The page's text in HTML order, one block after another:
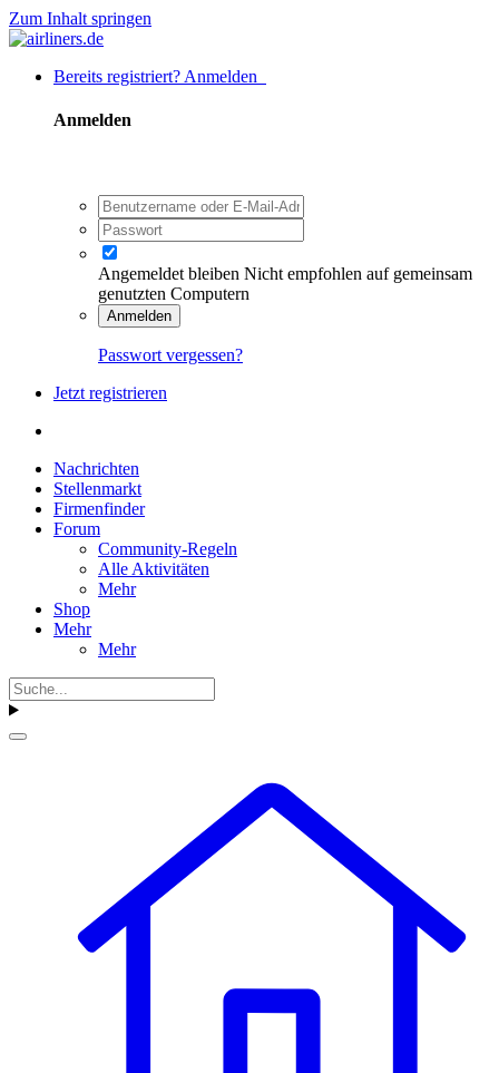
Zum Inhalt springen
Bereits registriert? Anmelden
Anmelden
Angemeldet bleiben Nicht empfohlen auf gemeinsam
genutzten Computern
Anmelden
Passwort vergessen?
Jetzt registrieren
Nachrichten
Stellenmarkt
Firmenfinder
Forum
Community-Regeln
Alle Aktivitäten
Mehr
Shop
Mehr
Mehr